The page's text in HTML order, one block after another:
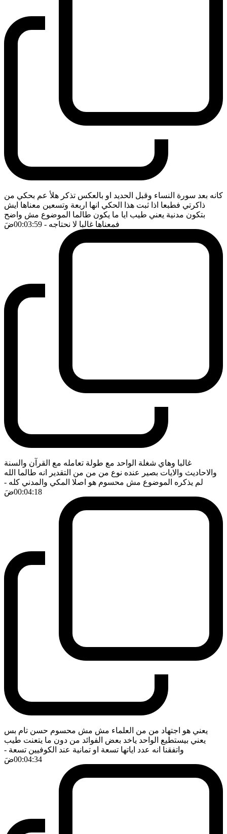
كانه بعد سورة النساء وقبل الحديد او بالعكس تذكر هلأ عم بحكي من
ذاكرتي فطبعا اذا ثبت هذا الحكي انها اربعة وتسعين معناها ايش
بتكون مدنية يعني طيب ايا ما يكون طالما الموضوع مش واضح
فمعناها غالبا لا نحتاجه - 00:03:59 ضَ
غالبا وهاي شغلة الواحد مع طولة تعامله مع القرآن والسنة
والاحاديث والايات بصير عنده نوع من من من التقدير انه طالما الله
لم يذكره الموضوع مش محسوم هو اصلا المكي والمدني كله -
00:04:18ضَ
يعني هو اجتهاد من من العلماء مش مش محسوم حسن تام بس
يعني بيستطيع الواحد ياخد بعض الفوائد من دون ما يتعنت طيب
واتفقنا انه عدد اياتها تسعة او تمانية عند الكوفيين تسعة -
00:04:34ضَ